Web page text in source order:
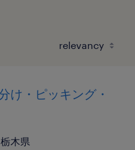
け・ピッキング・
木県